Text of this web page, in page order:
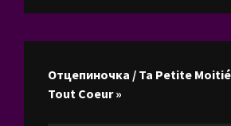
Отцепиночка / Ta Petite Moitié
Tout Coeur »